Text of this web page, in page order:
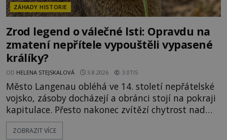
ZÁHADY HISTORIE
Zrod legend o válečné lsti: Opravdu na
zmatení nepřítele vypouštěli vypasené
králíky?
OD HELENA STEJSKALOVÁ 3.8.2026 3.0TIS
Město Langenau obléhá ve 14. století nepřátelské
vojsko, zásoby docházejí a obránci stojí na pokraji
kapitulace. Přesto nakonec zvítězí chytrost nad
hrubou silou. Podle staré německé legendy vypustí
obyvatelé za hradby dobře živeného králíka, aby
ZOBRAZIT VÍCE